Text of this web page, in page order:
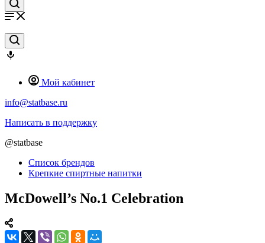
Мой кабинет
info@statbase.ru
Написать в поддержку
@statbase
Список брендов
Крепкие спиртные напитки
McDowell’s No.1 Celebration